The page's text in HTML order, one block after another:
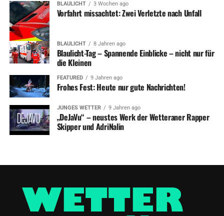
BLAULICHT 3 Wochen ago
Vorfahrt missachtet: Zwei Verletzte nach Unfall
BLAULICHT 8 Jahren ago
Blaulicht-Tag – Spannende Einblicke – nicht nur für
die Kleinen
FEATURED 9 Jahren ago
Frohes Fest: Heute nur gute Nachrichten!
JUNGES WETTER 9 Jahren ago
„DeJaVu“ – neustes Werk der Wetteraner Rapper
Skipper und AdriNalin